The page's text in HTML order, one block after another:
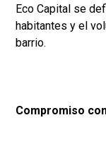
Eco Capital se
habitantes y el
barrio.
Compromiso